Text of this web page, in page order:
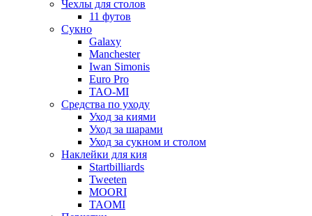
Чехлы для столов
11 футов
Сукно
Galaxy
Manchester
Iwan Simonis
Euro Pro
TAO-MI
Средства по уходу
Уход за киями
Уход за шарами
Уход за сукном и столом
Наклейки для кия
Startbilliards
Tweeten
MOORI
TAOMI